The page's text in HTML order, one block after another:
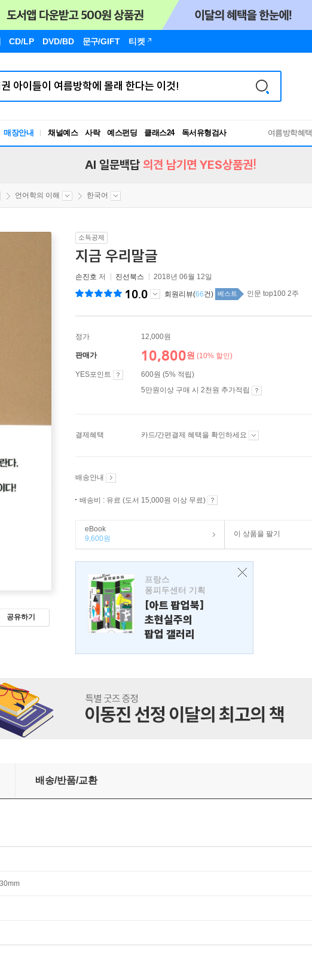
CD/LP DVD/BD 문구/GIFT 티켓
매장안내 채널예스 사락 예스펀딩 클래스24
독서유형검사
RBTI Lab
여름방학혜택
AI 일문백답 의견 남기면 YES상품권!
언어학의 이해 한국어
공유하기
소득공제
지금 우리말글
손진호 저 진선북스 2018년 06월 12일
10.0 회원리뷰(66건) 베스트 인문 top100 2주
정가 12,000원
판매가 10,800원 (10% 할인)
YES포인트
600원 (5% 적립)
5만원이상 구매 시 2천원 추가적립
결제혜택 카드/간편결제 혜택을 확인하세요
배송안내
배송비 : 유료 (도서 15,000원 이상 무료)
eBook
9,600원
이 상품을 팔기
프랑스
퐁피두센터 기획
[아트 팝업북]
초현실주의
팝업 갤러리
배송/반품/교환